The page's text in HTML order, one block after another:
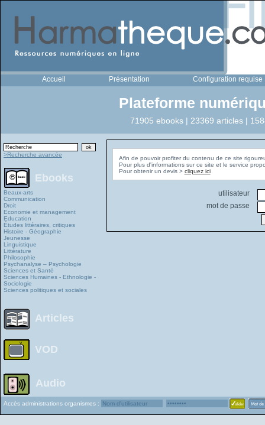
Accueil Présentation Configuration requise
Plateforme
71905 ebooks | 23369 articles |
>Recherche avancée
Ebooks
Beaux-arts
Communication
Droit
Economie et management
Education
Études littéraires, critiques
Histoire - Géographie
Jeunesse
Linguistique
Littérature
Philosophie
Psychanalyse – Psychologie
Sciences et Santé
Sciences Humaines - Ethnologie -
Sociologie
Sciences politiques et sociales
Articles
VOD
Audio
Afin de pouvoir profiter du contenu de ce site
Pour plus d'informations sur ce site et le service
Pour obtenir un devis > cliquez ici
utilisateur
mot de passe
Accès administrations organismes :